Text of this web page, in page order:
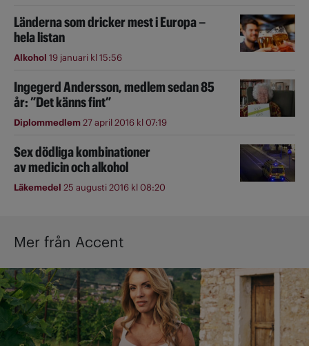
Länderna som dricker mest i Europa –
hela listan
Alkohol 19 januari kl 15:56
Ingegerd Andersson, medlem sedan 85
år: ”Det känns fint”
Diplommedlem27 april 2016 kl 07:19
Sex dödliga kombinationer
av medicin och alkohol
Läkemedel 25 augusti 2016 kl 08:20
Mer från Accent